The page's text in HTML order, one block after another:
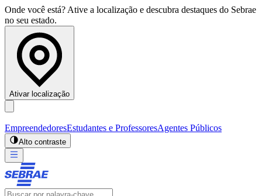
Onde você está? Ative a localização e descubra destaques do Sebrae
no seu estado.
Ativar localização
EmpreendedoresEstudantes e ProfessoresAgentes Públicos
Alto contraste